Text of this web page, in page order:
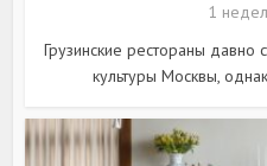
1
Грузинские рестораны давно
культуры Москвы,